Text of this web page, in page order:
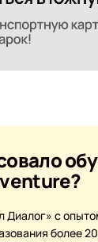
Диалог» с
более